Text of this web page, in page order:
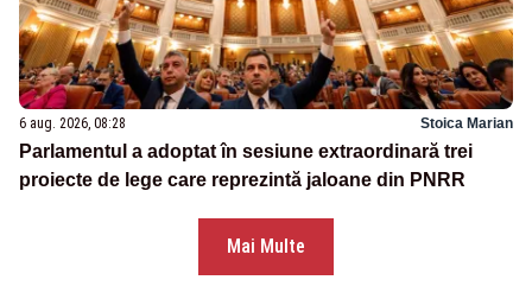
6 aug. 2026, 08:28 Stoica Marian
Parlamentul a adoptat în sesiune extraordinară trei
proiecte de lege care reprezintă jaloane din PNRR
Mai Multe